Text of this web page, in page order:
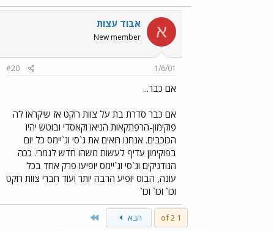
א אבוד עצות
New member
1/6/01
#20
אם כבר...
אם כבר סדרת בת על צוות רוקט אז שיקראו לה
פוקימון-הרפתקאות הניאו וקאסדי ובוטש יהיו
הכוכבים. אנחנו רואים את ג`סי וג`יימס כל יום
בפוקימון עדיף לעשות משהו חדש לגמרי. ככה
הנודניקים וג`סי וג`יימס יופיעו פרק אחד בכל
עונה, הבוס יופיע הרבה יותר ועוד חברי צוות רוקט
וכו` וכו` וכו`
1 of 2 הבא